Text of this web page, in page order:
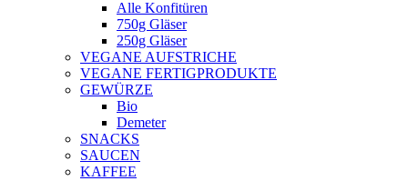
Alle Konfitüren
750g Gläser
250g Gläser
VEGANE AUFSTRICHE
VEGANE FERTIGPRODUKTE
GEWÜRZE
Bio
Demeter
SNACKS
SAUCEN
KAFFEE